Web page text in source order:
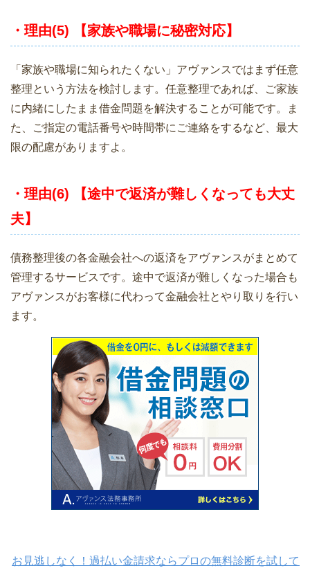
・理由(5) 【家族や職場に秘密対応】
「家族や職場に知られたくない」アヴァンスではまず任意
整理という方法を検討します。任意整理であれば、ご家族
に内緒にしたまま借金問題を解決することが可能です。ま
た、ご指定の電話番号や時間帯にご連絡をするなど、最大
限の配慮がありますよ。
・理由(6) 【途中で返済が難しくなっても大丈
夫】
債務整理後の各金融会社への返済をアヴァンスがまとめて
管理するサービスです。途中で返済が難しくなった場合も
アヴァンスがお客様に代わって金融会社とやり取りを行い
ます。
お見逃しなく！過払い金請求ならプロの無料診断を試して